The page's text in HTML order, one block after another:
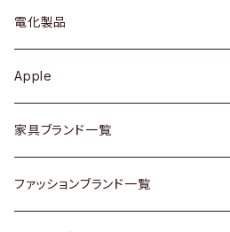
キュリオケース / 飾り棚
カップボード / 食器棚
チェスト
その他家具
ワンピース
ボトムス
靴
スカーフ
ケトル / ティーポット
鍋 / フライパン
Vintage / ヴィンテージ
銀製品
ギター
ベース
その他楽器
電化製品
Apple
家具ブランド一覧
ACME Furniture / アクメ ファニチャー
ファッションブランド一覧